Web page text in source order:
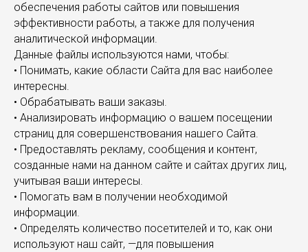
обеспечения работы сайтов или повышения
эффективности работы, а также для получения
аналитической информации.
Данные файлы используются нами, чтобы:
• Понимать, какие области Сайта для вас наиболее
интересны.
• Обрабатывать ваши заказы.
• Анализировать информацию о вашем посещении
страниц для совершенствования нашего Сайта.
• Предоставлять рекламу, сообщения и контент,
созданные нами на данном сайте и сайтах других лиц,
учитывая ваши интересы.
• Помогать вам в получении необходимой
информации.
• Определять количество посетителей и то, как они
используют наш сайт, —для повышения